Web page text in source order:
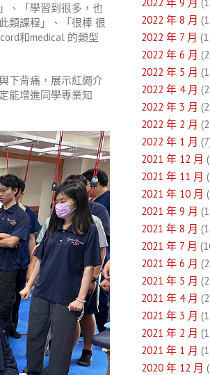
、「學習到很多，也
類課程」、「很棒 很
和medical 的類型
下背痛，展示紅繩介
能增進同學專業知
2022 年 8 月
2022 年 7 月
2022 年 6 月
2022 年 5 月
2022 年 4 月
2022 年 3 月
2022 年 2 月
2022 年 1 月
2021 年 12 月
2021 年 11 月
2021 年 10 月
2021 年 9 月
2021 年 8 月
2021 年 7 月
2021 年 6 月
2021 年 5 月
2021 年 4 月
2021 年 3 月
2021 年 2 月
2021 年 1 月
2020 年 12 月